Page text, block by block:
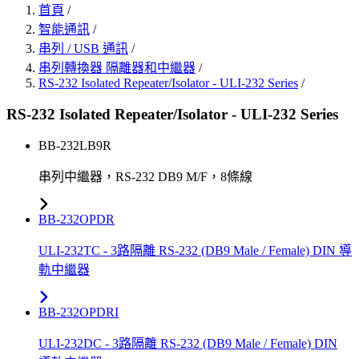
首頁 /
智能通訊 /
串列 / USB 通訊 /
串列轉換器 隔離器和中繼器 /
RS-232 Isolated Repeater/Isolator - ULI-232 Series /
RS-232 Isolated Repeater/Isolator - ULI-232 Series
BB-232LB9R
串列中繼器，RS-232 DB9 M/F，8條線
BB-232OPDR
ULI-232TC - 3路隔離 RS-232 (DB9 Male / Female) DIN 導
軌中繼器
BB-232OPDRI
ULI-232DC - 3路隔離 RS-232 (DB9 Male / Female) DIN